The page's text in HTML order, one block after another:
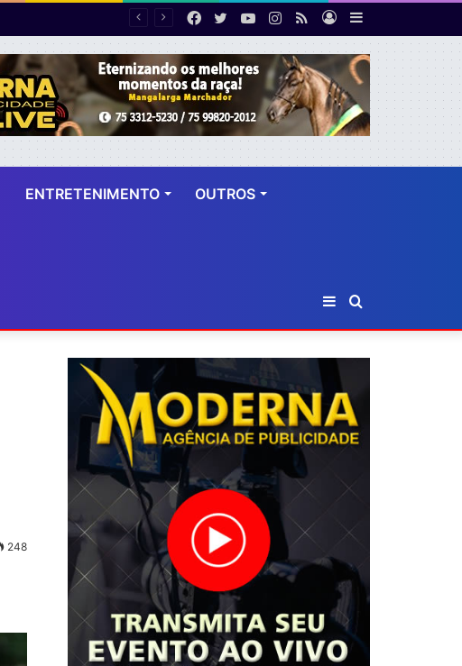
Barra
Lateral
Entrar
RSS
Instagram
YouTube
Twitter
Facebook
ENTRETENIMENTO OUTROS
por
Barra
Lateral
248